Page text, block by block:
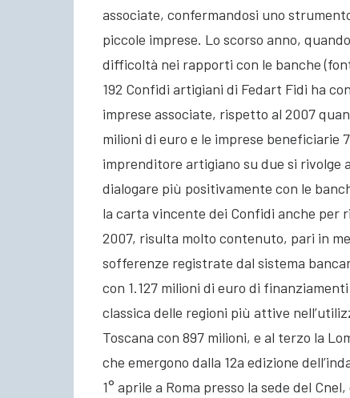
associate, confermandosi uno
piccole imprese. Lo scorso anno,
difficoltà nei rapporti con le banche
192 Confidi artigiani di Fedart Fidi ha
imprese associate, rispetto al 2007
milioni di euro e le imprese beneficiarie
imprenditore artigiano su due si rivolge
dialogare più positivamente con le
la carta vincente dei Confidi anche per
2007, risulta molto contenuto, pari in
sofferenze registrate dal sistema
con 1.127 milioni di euro di
classica delle regioni più attive
Toscana con 897 milioni, e al terzo la
che emergono dalla 12a edizione
1° aprile a Roma presso la sede del